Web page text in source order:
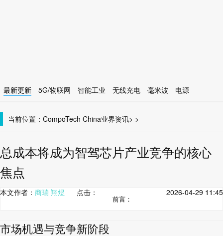
最新更新 5G/物联网 智能工业 无线充电 毫米波
电源
当前位置： CompoTech China >
业界资讯 >
总成本将成为智驾芯片产业竞争的核心
焦点
本文作者： 商瑞 翔煜 点击： 2026-04-29 11:45
前言：
市场机遇与竞争新阶段